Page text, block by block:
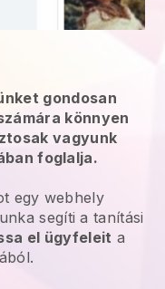
gondosan
könnyen
vagyunk
foglalja.
egy webhely
segíti a tanítási
el ügyfeleit a